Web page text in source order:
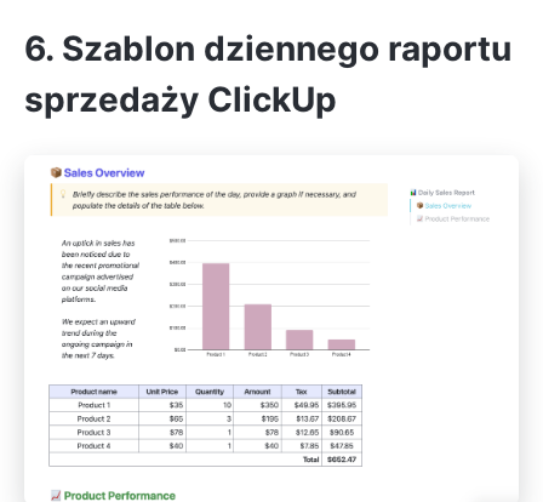
6. Szablon dziennego raportu
sprzedaży ClickUp